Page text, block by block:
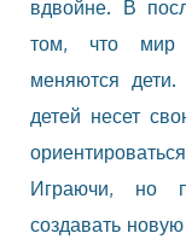
вдвойне. В
том, что мир
меняются
детей несет
Играючи, но
создавать